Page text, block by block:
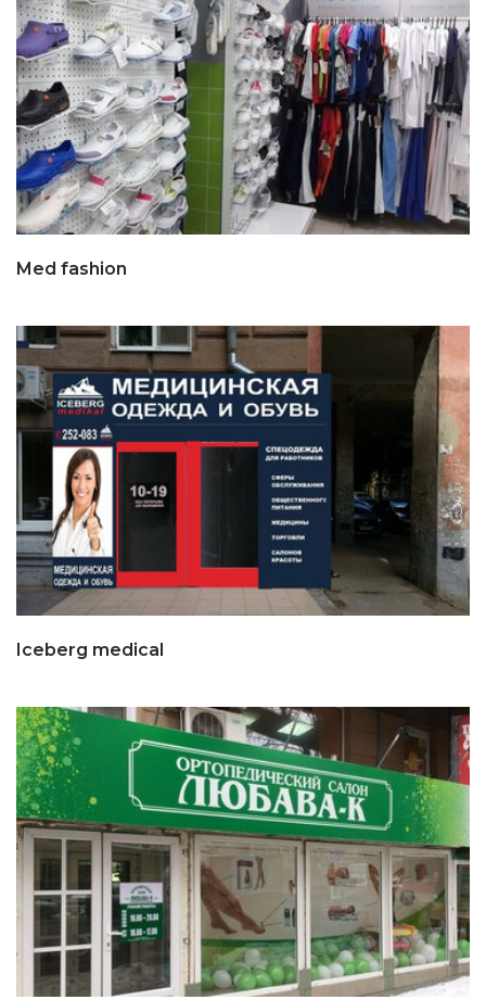
Med fashion
Iceberg medical